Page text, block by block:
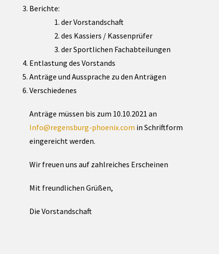
Berichte:
der Vorstandschaft
des Kassiers / Kassenprüfer
der Sportlichen Fachabteilungen
Entlastung des Vorstands
Anträge und Aussprache zu den Anträgen
Verschiedenes
Anträge müssen bis zum 10.10.2021 an
Info@regensburg-phoenix.com in Schriftform
eingereicht werden.
Wir freuen uns auf zahlreiches Erscheinen
Mit freundlichen Grüßen,
Die Vorstandschaft